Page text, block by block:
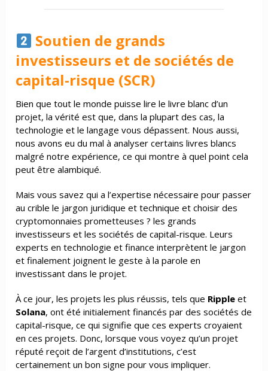
Soutien de grands
investisseurs et de sociétés de
capital-risque (SCR)
Bien que tout le monde puisse lire le livre blanc d’un
projet, la vérité est que, dans la plupart des cas, la
technologie et le langage vous dépassent. Nous aussi,
nous avons eu du mal à analyser certains livres blancs
malgré notre expérience, ce qui montre à quel point cela
peut être alambiqué.
Mais vous savez qui a l’expertise nécessaire pour passer
au crible le jargon juridique et technique et choisir des
cryptomonnaies prometteuses ? les grands
investisseurs et les sociétés de capital-risque. Leurs
experts en technologie et finance interprètent le jargon
et finalement joignent le geste à la parole en
investissant dans le projet.
À ce jour, les projets les plus réussis, tels que Rippleet
Solana, ont été initialement financés par des sociétés de
capital-risque, ce qui signifie que ces experts croyaient
en ces projets. Donc, lorsque vous voyez qu’un projet
réputé reçoit de l’argent d’institutions, c’est
certainement un bon signe pour vous impliquer.